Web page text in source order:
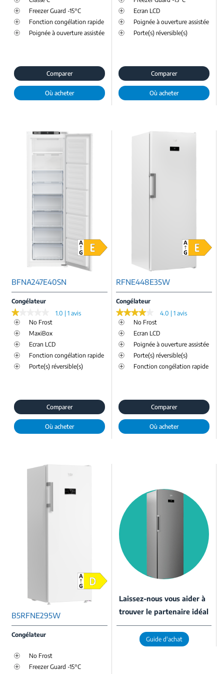
Freezer Guard -15°C
Fonction congélation rapide
Poignée à ouverture assistée
Comparer
Où acheter
Ecran LCD
Poignée à ouverture assistée
Porte(s) réversible(s)
Comparer
Où acheter
BFNA247E40SN
Congélateur
★★★★★
★★★★★
1.0 | 1 avis
No Frost
MaxiBox
Ecran LCD
Fonction congélation rapide
Porte(s) réversible(s)
Comparer
Où acheter
RFNE448E35W
Congélateur
★★★★★
★★★★★
4.0 | 1 avis
No Frost
Ecran LCD
Poignée à ouverture assistée
Porte(s) réversible(s)
Fonction congélation rapide
Comparer
Où acheter
B5RFNE295W
Congélateur
No Frost
Freezer Guard -15°C
Laissez-nous vous aider à
trouver le partenaire idéal
Guide d'achat